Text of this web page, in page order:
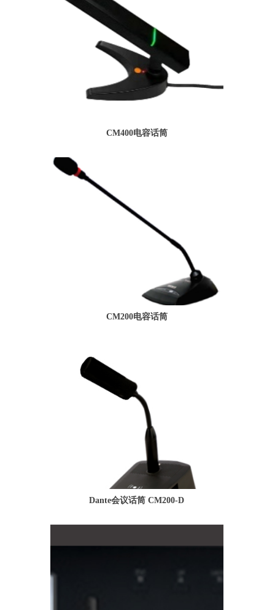
CM400电容话筒
CM200电容话筒
Dante会议话筒 CM200-D